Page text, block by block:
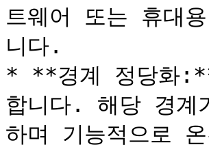
트웨어 또는 휴대
니다.
* **경계 정당화
합니다. 해당 경계
하며 기능적으로